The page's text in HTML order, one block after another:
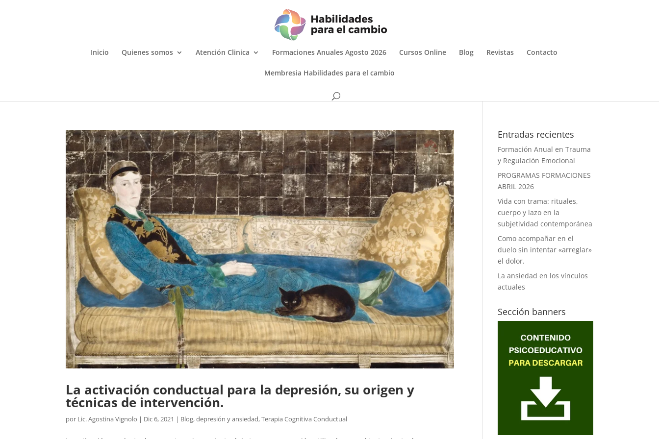
Inicio Quienes somos Atención Clinica Formaciones Anuales Agosto 2026 Cursos Online Blog Revistas Contacto
Membresia Habilidades para el cambio
La activación conductual para la depresión, su origen y
técnicas de intervención.
por Lic. Agostina Vignolo | Dic 6, 2021 | Blog,depresión y ansiedad,Terapia Cognitiva Conductual
Entradas recientes
Formación Anual en Trauma
y Regulación Emocional
PROGRAMAS FORMACIONES
ABRIL 2026
Vida con trama: rituales,
cuerpo y lazo en la
subjetividad contemporánea
Como acompañar en el
duelo sin intentar «arreglar»
el dolor.
La ansiedad en los vínculos
actuales
Sección banners